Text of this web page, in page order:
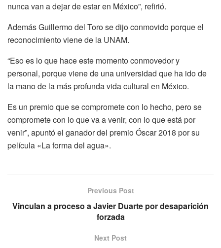
nunca van a dejar de estar en México”, refirió.
Además Guillermo del Toro se dijo conmovido porque el
reconocimiento viene de la UNAM.
“Eso es lo que hace este momento conmovedor y
personal, porque viene de una universidad que ha ido de
la mano de la más profunda vida cultural en México.
Es un premio que se compromete con lo hecho, pero se
compromete con lo que va a venir, con lo que está por
venir”, apuntó el ganador del premio Óscar 2018 por su
película «La forma del agua».
Previous Post
Vinculan a proceso a Javier Duarte por desaparición
forzada
Next Post